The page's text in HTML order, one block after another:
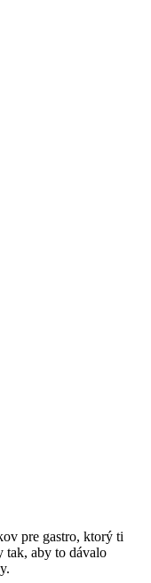
pre gastro, ktorý ti
tak, aby to dávalo